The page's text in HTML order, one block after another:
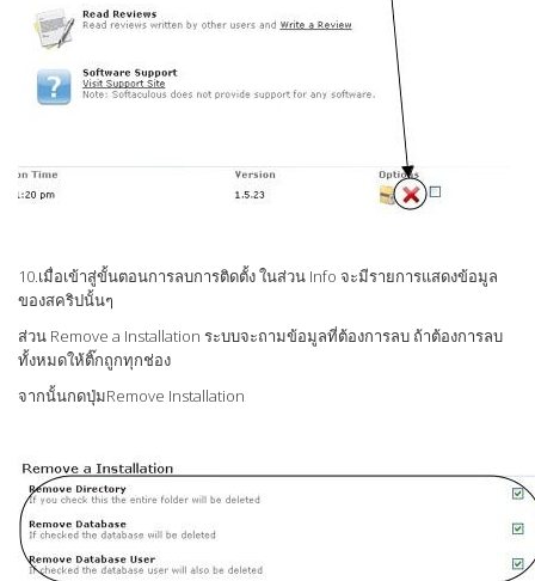
10.เมื่อเข้าสู่ขั้นตอนการลบการติดตั้ง ในส่วน Info จะมีรายการแสดงข้อมูล
ของสคริปนั้นๆ
ส่วน Remove a Installation ระบบจะถามข้อมูลที่ต้องการลบ ถ้าต้องการลบ
ทั้งหมดให้ติ๊กถูกทุกช่อง
จากนั้นกดปุ่มRemove Installation